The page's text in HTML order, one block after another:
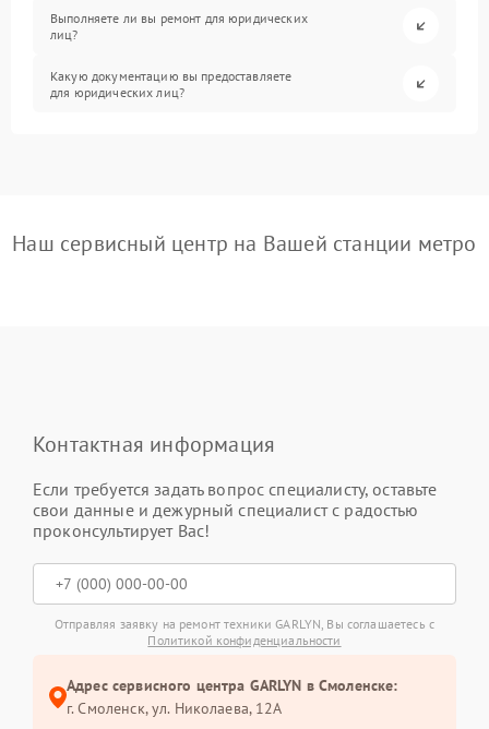
Выполняете ли вы ремонт для юридических
лиц?
Какую документацию вы предоставляете
для юридических лиц?
Наш сервисный центр на Вашей станции метро
Контактная информация
Если требуется задать вопрос специалисту, оставьте
свои данные и дежурный специалист с радостью
проконсультирует Вас!
Отправляя заявку на ремонт техники GARLYN, Вы соглашаетесь с
Политикой конфиденциальности
Адрес сервисного центра GARLYN в Смоленске:
г. Смоленск, ул. Николаева, 12А